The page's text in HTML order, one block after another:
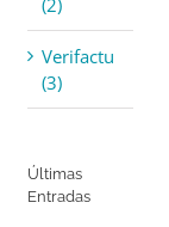
Verifactu
(3)
Últimas
Entradas